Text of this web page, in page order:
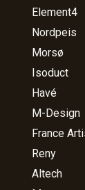
Element4
Nordpeis
Morsø
Isoduct
Havé
M-Design
France
Reny
Altech